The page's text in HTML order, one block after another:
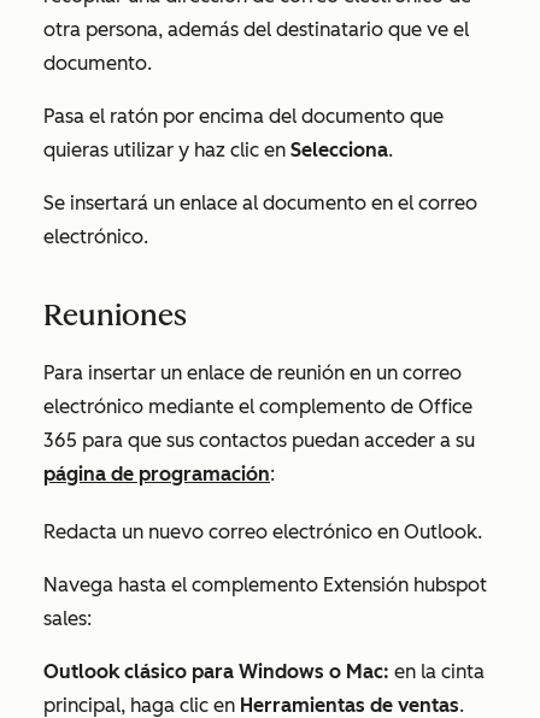
otra persona, además del destinatario que ve el
documento.
Pasa el ratón por encima del documento que
quieras utilizar y haz clic en Selecciona.
Se insertará un enlace al documento en el correo
electrónico.
Reuniones
Para insertar un enlace de reunión en un correo
electrónico mediante el complemento de Office
365 para que sus contactos puedan acceder a su
página de programación:
Redacta un nuevo correo electrónico en Outlook.
Navega hasta el complemento Extensión hubspot
sales:
Outlook clásico para Windows o Mac: en la cinta
principal, haga clic en Herramientas de ventas.